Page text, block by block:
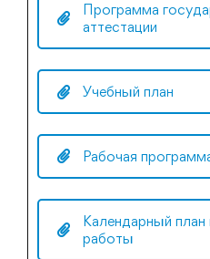
Программа
аттестации
Учебный план
Рабочая
Календарный план
работы